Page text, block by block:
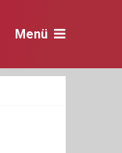
Menü